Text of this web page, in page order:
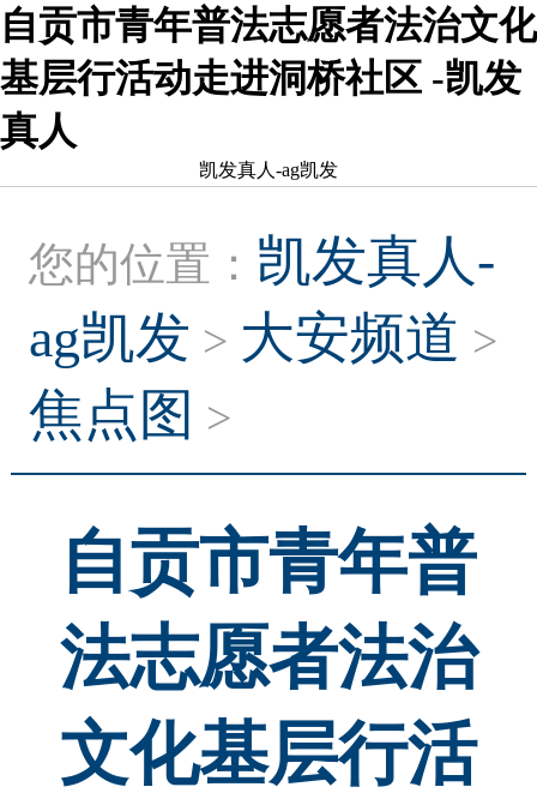
自贡市青年普法志愿者法治文化
基层行活动走进洞桥社区 -凯发
真人
凯发真人-ag凯发
您的位置： 凯发真人-
ag凯发 > 大安频道 >
焦点图 >
自贡市青年普
法志愿者法治
文化基层行活